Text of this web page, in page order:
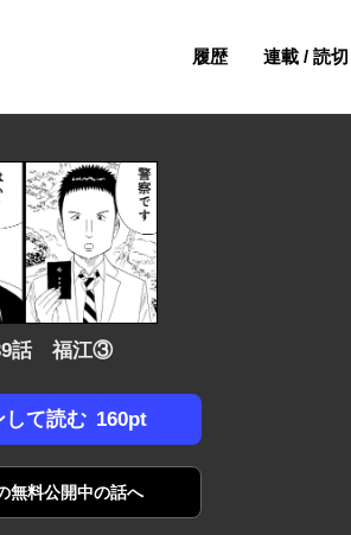
履歴 連載 / 読切
話 福江③
して読む 160pt
無料公開中の話へ